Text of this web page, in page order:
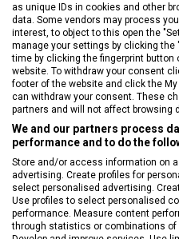
VELIKOST
MATERIÁL
BARVA
as unique IDs in cookies and other
data. Some vendors may process
interest, to object to this open the
manage your settings by clicking
time by clicking the fingerprint
website. To withdraw your consent
footer of the website and click the
can withdraw your consent. These
partners and will not affect browsing
We and our partners process
performance and to do the
Store and/or access information on
advertising. Create profiles for
select personalised advertising.
Use profiles to select personalised
performance. Measure content
through statistics or combinations of